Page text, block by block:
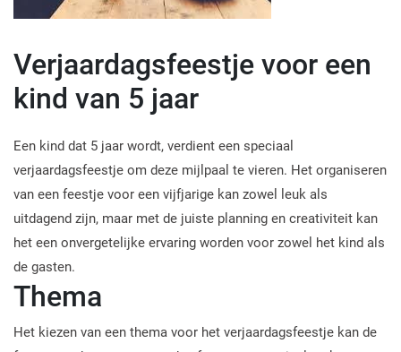
Verjaardagsfeestje voor een
kind van 5 jaar
Een kind dat 5 jaar wordt, verdient een speciaal
verjaardagsfeestje om deze mijlpaal te vieren. Het organiseren
van een feestje voor een vijfjarige kan zowel leuk als
uitdagend zijn, maar met de juiste planning en creativiteit kan
het een onvergetelijke ervaring worden voor zowel het kind als
de gasten.
Thema
Het kiezen van een thema voor het verjaardagsfeestje kan de